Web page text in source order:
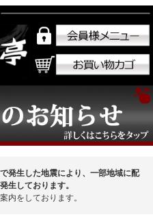
発生した地震により、一部地域に配
生しております。
内をしております。